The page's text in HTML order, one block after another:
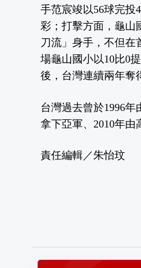
手范宸竣以56球完投
彩；打擊方面，龜山
刀流」身手，不但在
場龜山國小以10比0
後，台灣連續兩年奪
台灣過去曾於1996
拿下亞軍、2010年由
責任編輯／朱怡玟